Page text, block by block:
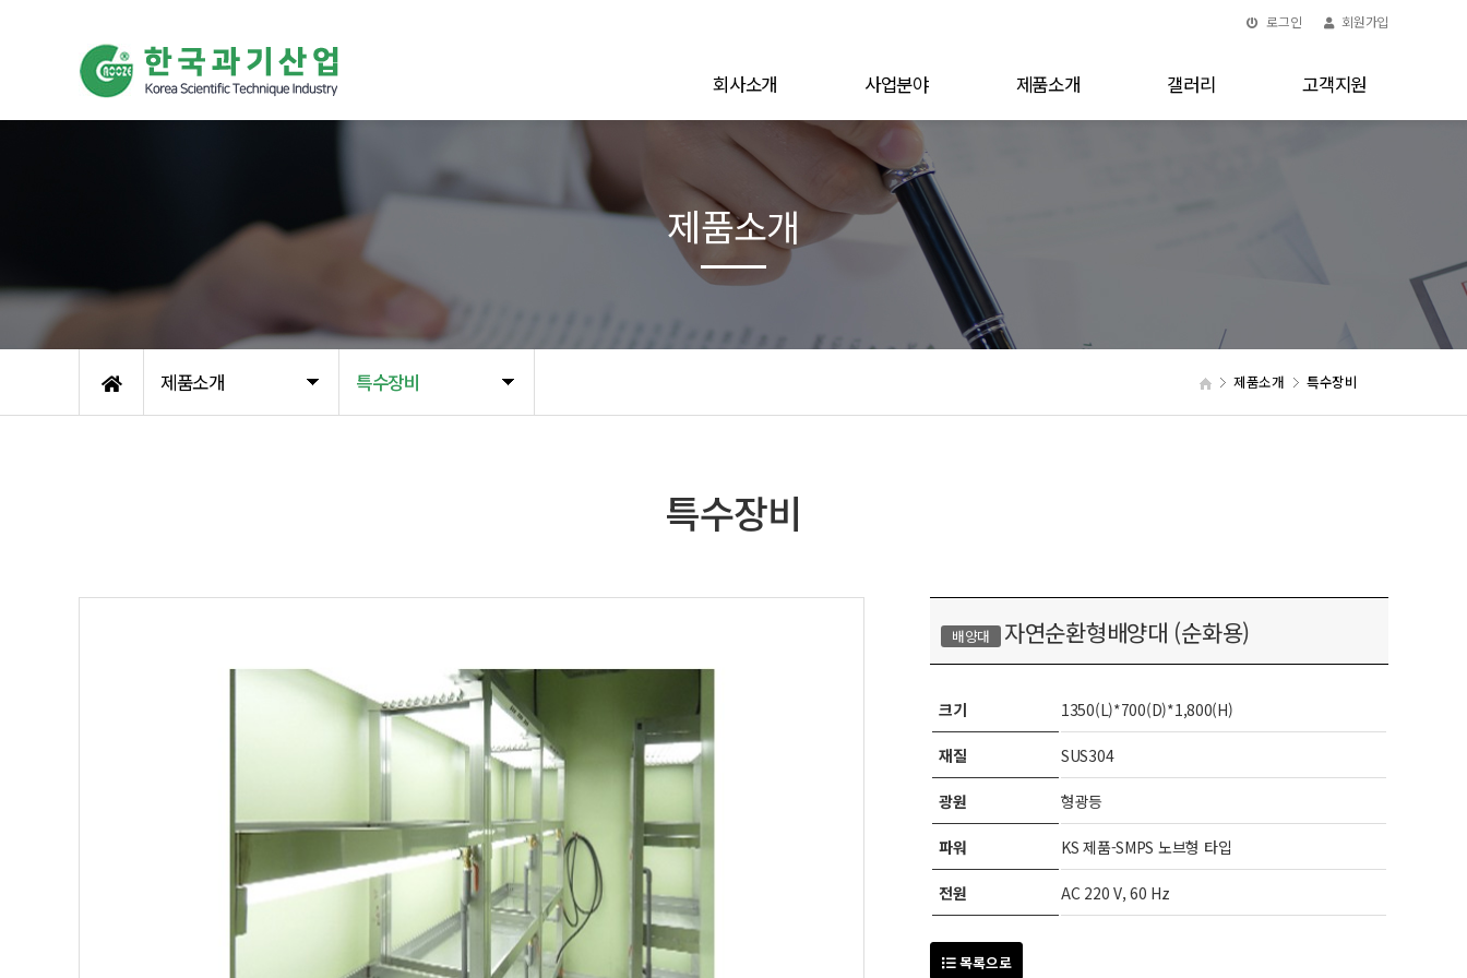
로그인 회원가입
회사소개 사업분야 제품소개 갤러리 고객지원
제품소개 특수장비 제품소개 특수장비
제품소개
특수장비
배양대 자연순환형배양대 (순화용)
크기 1350(L)*700(D)*1,800(H)
재질 SUS304
광원 형광등
파워 KS 제품-SMPS 노브형 타입
전원 AC 220 V, 60 Hz
목록으로